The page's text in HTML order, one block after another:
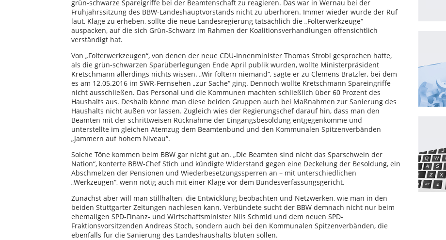
grün-schwarze Spareigriffe bei der Beamtenschaft zu reagieren. Das war in Wernau bei der
Frühjahrssitzung des BBW-Landeshauptvorstands nicht zu überhören. Immer wieder wurde der Ruf
laut, Klage zu erheben, sollte die neue Landesregierung tatsächlich die „Folterwerkzeuge“
auspacken, auf die sich Grün-Schwarz im Rahmen der Koalitionsverhandlungen offensichtlich
verständigt hat.
Von „Folterwerkzeugen“, von denen der neue CDU-Innenminister Thomas Strobl gesprochen hatte,
als die grün-schwarzen Sparüberlegungen Ende April publik wurden, wollte Ministerpräsident
Kretschmann allerdings nichts wissen. „Wir foltern niemand“, sagte er zu Clemens Bratzler, bei dem
es am 12.05.2016 im SWR-Fernsehen „zur Sache“ ging. Dennoch wollte Kretschmann Spareingriffe
nicht ausschließen. Das Personal und die Kommunen machten schließlich über 60 Prozent des
Haushalts aus. Deshalb könne man diese beiden Gruppen auch bei Maßnahmen zur Sanierung des
Haushalts nicht außen vor lassen. Zugleich wies der Regierungschef darauf hin, dass man den
Beamten mit der schrittweisen Rücknahme der Eingangsbesoldung entgegenkomme und
unterstellte im gleichen Atemzug dem Beamtenbund und den Kommunalen Spitzenverbänden
„Jammern auf hohem Niveau“.
Solche Töne kommen beim BBW gar nicht gut an. „Die Beamten sind nicht das Sparschwein der
Nation“, konterte BBW-Chef Stich und kündigte Widerstand gegen eine Deckelung der Besoldung, ein
Abschmelzen der Pensionen und Wiederbesetzungssperren an – mit unterschiedlichen
„Werkzeugen“, wenn nötig auch mit einer Klage vor dem Bundesverfassungsgericht.
Zunächst aber will man stillhalten, die Entwicklung beobachten und Netzwerken, wie man in den
beiden Stuttgarter Zeitungen nachlesen kann. Verbündete sucht der BBW demnach nicht nur beim
ehemaligen SPD-Finanz- und Wirtschaftsminister Nils Schmid und dem neuen SPD-
Fraktionsvorsitzenden Andreas Stoch, sondern auch bei den Kommunalen Spitzenverbänden, die
ebenfalls für die Sanierung des Landeshaushalts bluten sollen.